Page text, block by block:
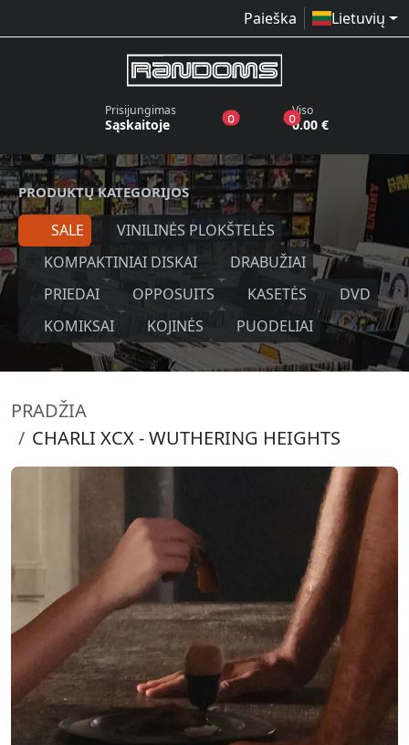
Paieška Lietuvių
Prisijungimas
Sąskaitoje 0produktai pageidavimų sąraše
0produktai
Viso
0.00 €
PRODUKTŲ KATEGORIJOS
SALE
VINILINĖS PLOKŠTELĖS
KOMPAKTINIAI DISKAI
DRABUŽIAI
PRIEDAI
OPPOSUITS KASETĖS
DVD
KOMIKSAI
KOJINĖS PUODELIAI
PRADŽIA
CHARLI XCX - WUTHERING HEIGHTS